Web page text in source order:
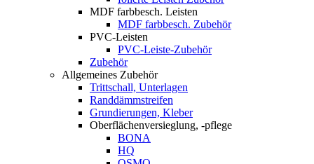
MDF farbbesch. Leisten
MDF farbbesch. Zubehör
PVC-Leisten
PVC-Leiste-Zubehör
Zubehör
Allgemeines Zubehör
Trittschall, Unterlagen
Randdämmstreifen
Grundierungen, Kleber
Oberflächenversieglung, -pflege
BONA
HQ